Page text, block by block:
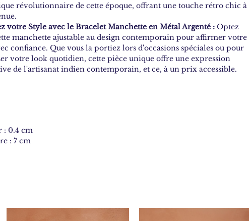
révolutionnaire de cette époque, offrant une touche rétro chic à
votre Style avec le Bracelet Manchette en Métal Argenté : Optez
manchette ajustable au design contemporain pour affirmer votre
confiance. Que vous la portiez lors d'occasions spéciales ou pour
votre look quotidien, cette pièce unique offre une expression
de l'artisanat indien contemporain, et ce, à un prix accessible.
: 0.4 cm
: 7 cm